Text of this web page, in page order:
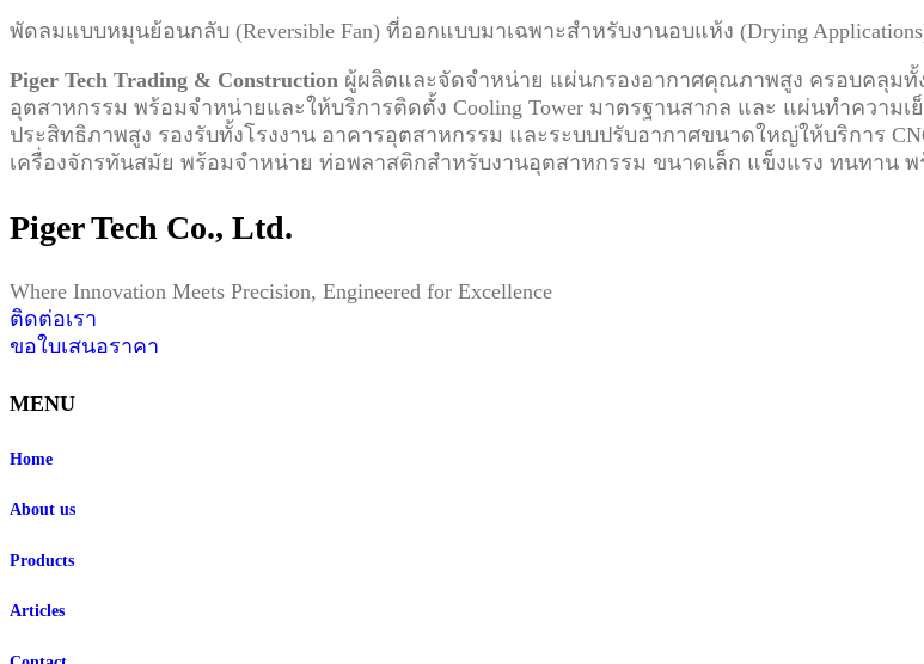
พัดลมแบบหมุนย้อนกลับ (Reversible Fan) ที่ออกแบบมาเฉพาะสำหรับงานอบแห้ง (Drying
Piger Tech Trading & Construction ผู้ผลิตและจัดจำหน่าย แผ่นกรองอากาศคุณภาพสูง ครอบคลุมทั้ง
อุตสาหกรรม พร้อมจำหน่ายและให้บริการติดตั้ง Cooling Tower มาตรฐานสากล และ แผ่นทำความเย็
ประสิทธิภาพสูง รองรับทั้งโรงงาน อาคารอุตสาหกรรม และระบบปรับอากาศขนาดใหญ่ให้บริการ
เครื่องจักรทันสมัย พร้อมจำหน่าย ท่อพลาสติกสำหรับงานอุตสาหกรรม ขนาดเล็ก แข็งแรง ทนทาน
Piger Tech Co., Ltd.​
Where Innovation Meets Precision, Engineered for Excellence
ติดต่อเรา
ขอใบเสนอราคา
MENU
Home
About us
Products
Articles